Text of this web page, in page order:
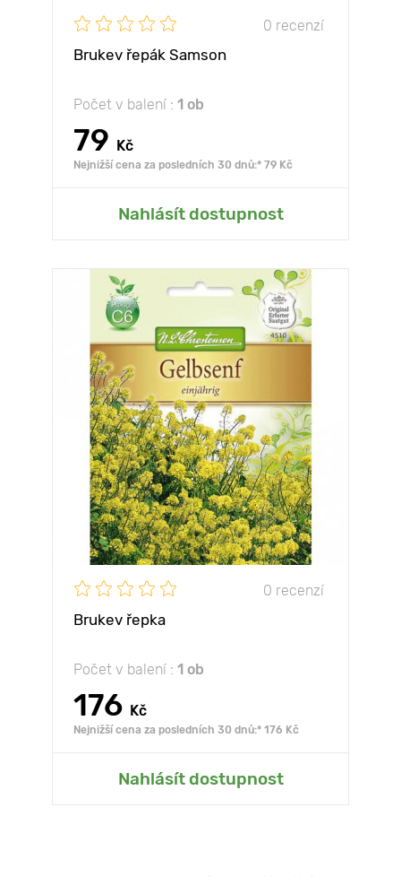
0 recenzí
Brukev řepák Samson
Počet v balení : 1 ob
79 Kč
Nejnižší cena za posledních 30 dnů:* 79 Kč
Nahlásít dostupnost
0 recenzí
Brukev řepka
Počet v balení : 1 ob
176 Kč
Nejnižší cena za posledních 30 dnů:* 176 Kč
Nahlásít dostupnost